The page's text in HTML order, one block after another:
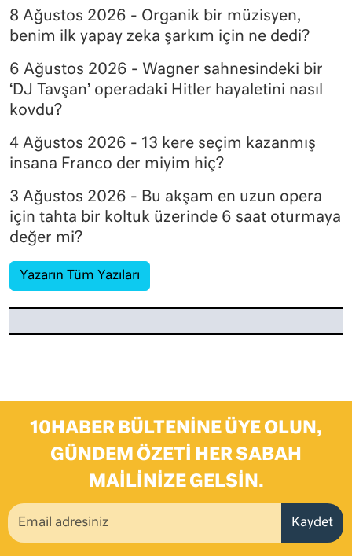
8 Ağustos 2026 - Organik bir müzisyen,
benim ilk yapay zeka şarkım için ne dedi?
6 Ağustos 2026 - Wagner sahnesindeki bir
‘DJ Tavşan’ operadaki Hitler hayaletini nasıl
kovdu?
4 Ağustos 2026 - 13 kere seçim kazanmış
insana Franco der miyim hiç?
3 Ağustos 2026 - Bu akşam en uzun opera
için tahta bir koltuk üzerinde 6 saat oturmaya
değer mi?
Yazarın Tüm Yazıları
10HABER BÜLTENINE ÜYE OLUN,
GÜNDEM ÖZETI HER SABAH
MAILINIZE GELSIN.
Kaydet